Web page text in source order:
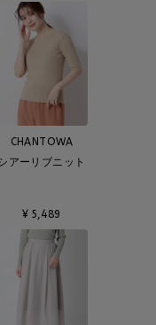
CHANTOWA
アーリブニット
¥ 5,489